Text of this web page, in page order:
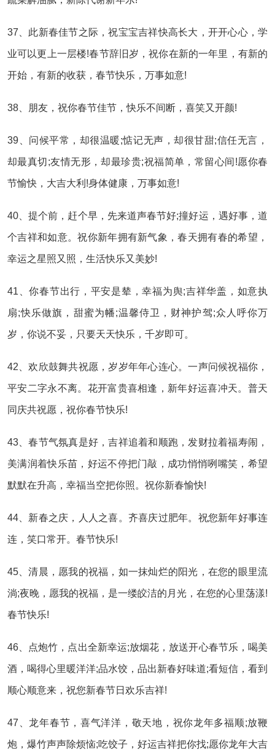
37、此新春佳节之际，祝宝宝吉祥快高长大，开开心心，学
业可以更上一层楼!春节辞旧岁，祝你在新的一年里，有新的
开始，有新的收获，春节快乐，万事如意!
38、朋友，祝你春节佳节，快乐不间断，喜笑又开颜!
39、问候平常，却很温暖;惦记无声，却很甘甜;信任无言，
却最真切;友情无形，却最珍贵;祝福简单，常留心间!愿你春
节愉快，大吉大利!身体健康，万事如意!
40、提个前，赶个早，先来道声春节好;撞好运，遇好事，道
个吉祥和如意。祝你新年拥有新气象，春天拥有春的希望，
幸运之星照又照，生活快乐又美妙!
41、你春节出行，平安是辇，幸福为舆;吉祥华盖，如意执
扇;快乐做旗，甜蜜为幡;温馨侍卫，财神护驾;众人呼你万
岁，你说不妥，只要天天快乐，千岁即可。
42、欢欣鼓舞共祝愿，岁岁年年心连心。一声问候祝福你，
平安二字永不离。花开富贵喜相逢，新年好运喜冲天。普天
同庆共祝愿，祝你春节快乐!
43、春节气氛真是好，吉祥追着和顺跑，发财拉着福寿闹，
美满润着快乐苗，好运不停把门敲，成功悄悄咧嘴笑，希望
默默在升高，幸福当空把你照。祝你新春愉快!
44、新春之庆，人人之喜。齐喜庆过肥年。祝您新年好事连
连，笑口常开。春节快乐!
45、清晨，愿我的祝福，如一抹灿烂的阳光，在您的眼里流
淌;夜晚，愿我的祝福，是一缕皎洁的月光，在您的心里荡漾!
春节快乐!
46、点炮竹，点出全新幸运;放烟花，放送开心春节乐，喝美
酒，喝得心里暖洋洋;品水饺，品出新春好味道;看短信，看到
顺心顺意来，祝您新春节日欢乐吉祥!
47、龙年春节，喜气洋洋，敬天地，祝你龙年多福顺;放鞭
炮，爆竹声声除烦恼;吃饺子，好运吉祥把你找;愿你龙年大吉